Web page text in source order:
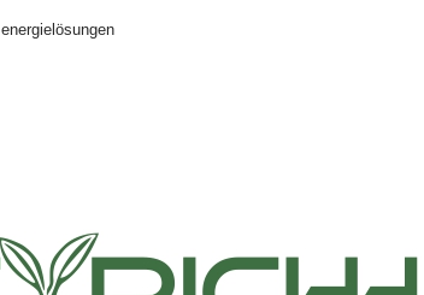
energielösungen